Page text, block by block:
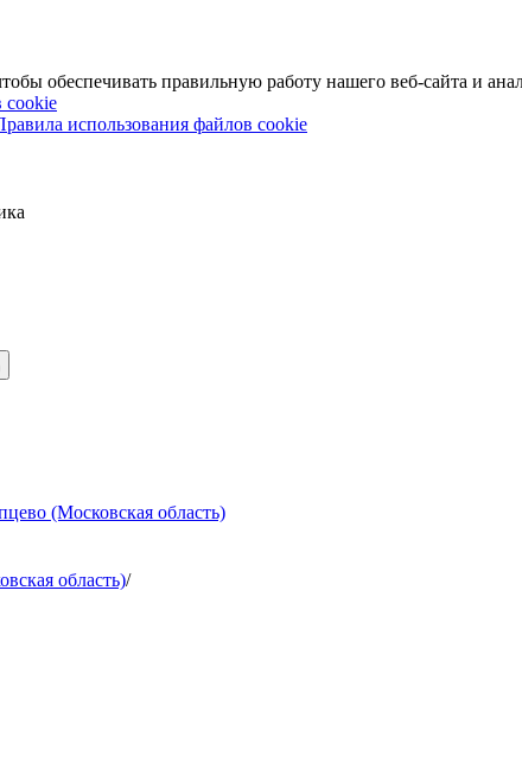
обеспечивать правильную работу нашего веб-сайта и
cookie
использования файлов cookie
(Московская область)
область)/